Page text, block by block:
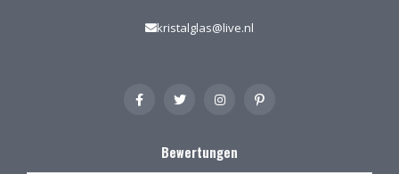
kristalglas@live.nl
Bewertungen